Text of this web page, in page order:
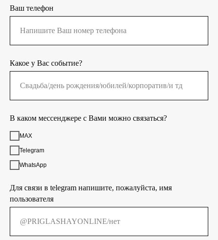
Ваш телефон
Какое у Вас событие?
В каком мессенджере с Вами можно связаться?
MAX
Telegram
WhatsApp
Для связи в telegram напишите, пожалуйста, имя
пользователя